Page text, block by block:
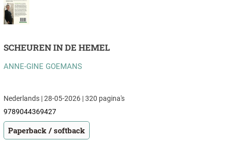
SCHEUREN IN DE HEMEL
ANNE-GINE GOEMANS
Nederlands | 28-05-2026 | 320 pagina's
9789044369427
Paperback / softback